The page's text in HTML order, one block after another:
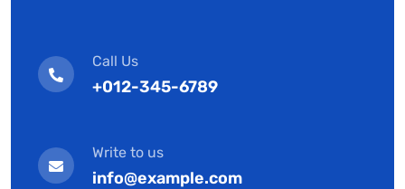
Call Us
+012-345-6789
Write to us
info@example.com